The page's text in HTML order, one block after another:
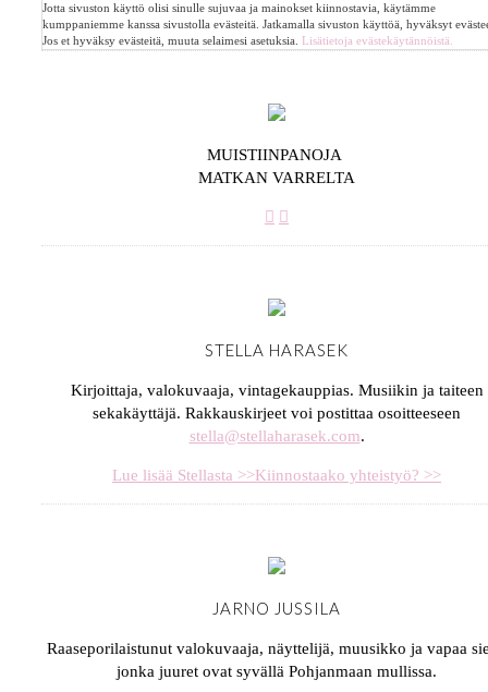
Jotta sivuston käyttö olisi sinulle sujuvaa ja mainokset kiinnostavia, käytämme
kumppaniemme kanssa sivustolla evästeitä. Jatkamalla sivuston käyttöä, hyväksyt
Jos et hyväksy evästeitä, muuta selaimesi asetuksia. Lisätietoja evästekäytännöistä.
MUISTIINPANOJA
MATKAN VARRELTA
STELLA HARASEK
Kirjoittaja, valokuvaaja, vintagekauppias. Musiikin ja taiteen
sekakäyttäjä. Rakkauskirjeet voi postittaa osoitteeseen
stella@stellaharasek.com.
Lue lisää Stellasta >>Kiinnostaako yhteistyö? >>
JARNO JUSSILA
Raaseporilaistunut valokuvaaja, näyttelijä, muusikko ja vapaa
jonka juuret ovat syvällä Pohjanmaan mullissa.